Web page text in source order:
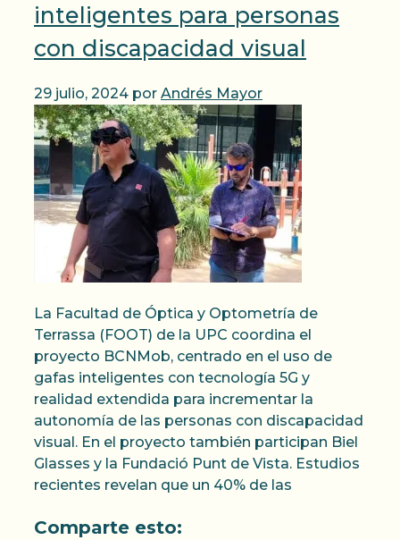
inteligentes para personas
con discapacidad visual
29 julio, 2024 por Andrés Mayor
La Facultad de Óptica y Optometría de
Terrassa (FOOT) de la UPC coordina el
proyecto BCNMob, centrado en el uso de
gafas inteligentes con tecnología 5G y
realidad extendida para incrementar la
autonomía de las personas con discapacidad
visual. En el proyecto también participan Biel
Glasses y la Fundació Punt de Vista. Estudios
recientes revelan que un 40% de las
Comparte esto: